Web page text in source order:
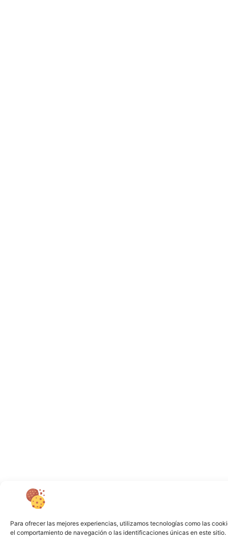
Para ofrecer las mejores experiencias, utilizamos tecnologías como las
el comportamiento de navegación o las identificaciones únicas en este